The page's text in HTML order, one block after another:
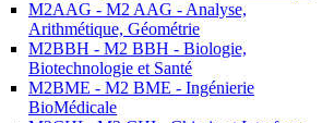
M2AAG - M2 AAG - Analyse,
Arithmétique, Géométrie
M2BBH - M2 BBH - Biologie,
Biotechnologie et Santé
M2BME - M2 BME - Ingénierie
BioMédicale